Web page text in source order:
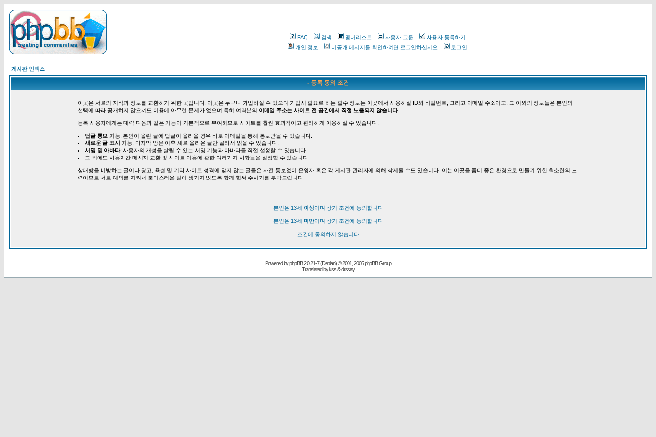
FAQ 검색 멤버리스트 사용자 그룹
사용자 등록하기
개인 정보
비공개 메시지를 확인하려면 로그인하십시오 로그인
게시판 인덱스
- 등록 동의 조건
이곳은 서로의 지식과 정보를 교환하기 위한 곳입니다. 이곳은 누구나 가입하실 수 있으며 가입시 필요로 하는 필수 정보는 이곳에서 사용하실 ID와 비밀번호, 그리고 이메일 주소이고, 그 이외의 정보들은 본인의
선택에 따라 공개하지 않으셔도 이용에 아무런 문제가 없으며 특히 여러분의 이메일 주소는 사이트 전 공간에서 직접 노출되지 않습니다.
등록 사용자에게는 대략 다음과 같은 기능이 기본적으로 부여되므로 사이트를 훨씬 효과적이고 편리하게 이용하실 수 있습니다.
답글 통보 기능: 본인이 올린 글에 답글이 올라올 경우 바로 이메일을 통해 통보받을 수 있습니다.
새로운 글 표시 기능: 마지막 방문 이후 새로 올라온 글만 골라서 읽을 수 있습니다.
서명 및 아바타: 사용자의 개성을 살릴 수 있는 서명 기능과 아바타를 직접 설정할 수 있습니다.
그 외에도 사용자간 메시지 교환 및 사이트 이용에 관한 여러가지 사항들을 설정할 수 있습니다.
상대방을 비방하는 글이나 광고, 욕설 및 기타 사이트 성격에 맞지 않는 글들은 사전 통보없이 운영자 혹은 각 게시판 관리자에 의해 삭제될 수도 있습니다. 이는 이곳을 좀더 좋은 환경으로 만들기 위한 최소한의 노
력이므로 서로 예의를 지켜서 불미스러운 일이 생기지 않도록 함께 힘써 주시기를 부탁드립니다.
본인은 13세 이상이며 상기 조건에 동의합니다
본인은 13세 미만이며 상기 조건에 동의합니다
조건에 동의하지 않습니다
Powered byphpBB2.0.21-7 (Debian) © 2001, 2005 phpBB Group
Translated by kss & drssay